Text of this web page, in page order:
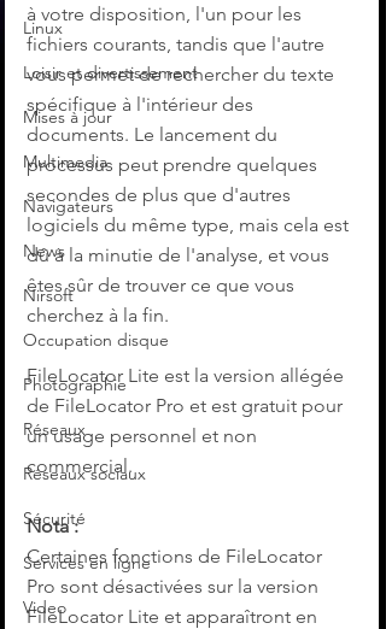
Linux
Loisir et divertissement
Mises à jour
Multimedia
Navigateurs
News
Nirsoft
Occupation disque
Photographie
Réseaux
Réseaux sociaux
Sécurité
Services en ligne
Video
à votre disposition, l'un pour les
fichiers courants, tandis que l'autre
vous permet de rechercher du texte
spécifique à l'intérieur des
documents. Le lancement du
processus peut prendre quelques
secondes de plus que d'autres
logiciels du même type, mais cela est
dû à la minutie de l'analyse, et vous
êtes sûr de trouver ce que vous
cherchez à la fin.
FileLocator Lite est la version allégée
de FileLocator Pro et est gratuit pour
un usage personnel et non
commercial.
Nota :
Certaines fonctions de FileLocator
Pro sont désactivées sur la version
FileLocator Lite et apparaîtront en